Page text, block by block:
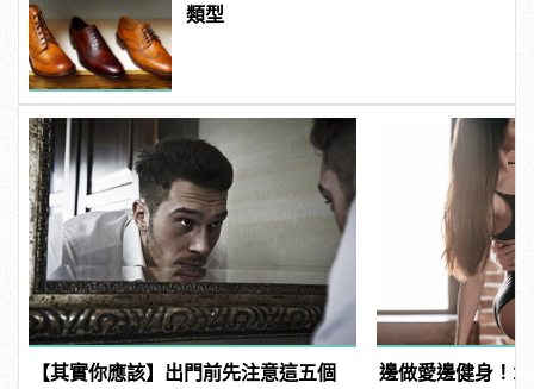
類型
【其實你應該】出門前先注意這五個
邊做愛邊健身！